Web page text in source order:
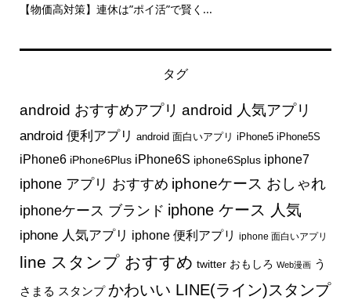
【物価高対策】連休は”ポイ活”で賢く...
タグ
android おすすめアプリ android 人気アプリ
android 便利アプリ android 面白いアプリ iPhone5 iPhone5S
iPhone6 iPhone6Plus iPhone6S iphone6Splus iphone7
iphone アプリ おすすめ iphoneケース おしゃれ
iphoneケース ブランド iphone ケース 人気
iphone 人気アプリ iphone 便利アプリ iphone 面白いアプリ
line スタンプ おすすめ twitter おもしろ Web漫画 う
さまる スタンプ かわいい LINE(ライン)スタンプ